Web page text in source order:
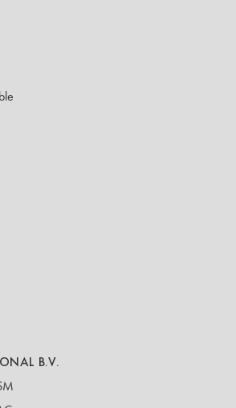
B.V.